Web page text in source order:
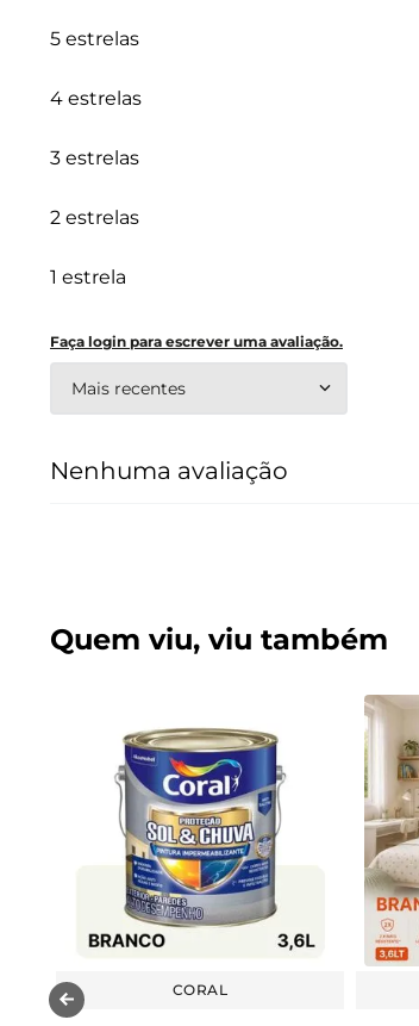
5 estrelas
4 estrelas
3 estrelas
2 estrelas
1 estrela
Faça login para escrever uma avaliação.
Mais recentes
Nenhuma avaliação
Quem viu, viu também
CORAL